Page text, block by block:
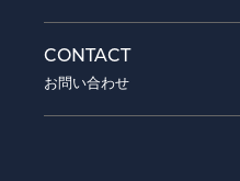
OFFICE
オフィス
CONTACT
お問い合わせ